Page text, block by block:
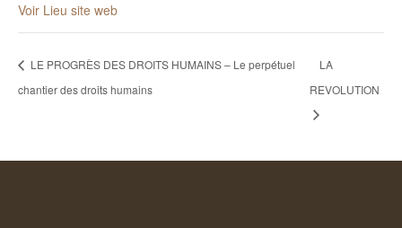
Voir Lieu site web
LE PROGRÈS DES DROITS HUMAINS – Le perpétuel
chantier des droits humains
LA
REVOLUTION